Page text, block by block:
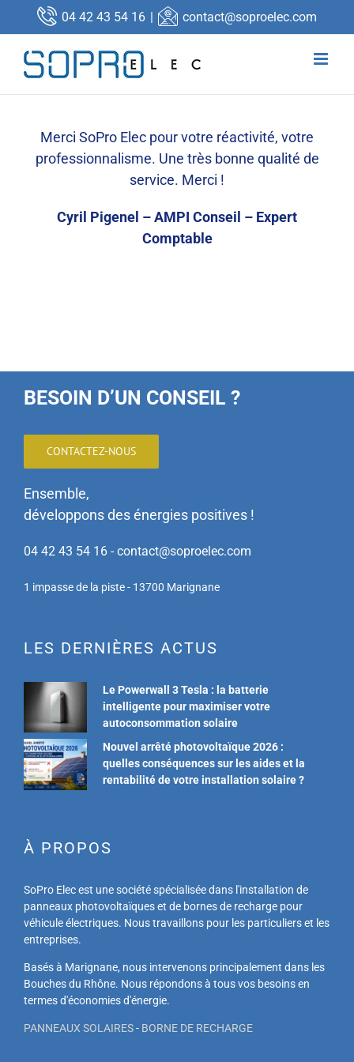
Passer
au
contenu
04 42 43 54 16 | contact@soproelec.com
Merci SoPro Elec pour votre réactivité, votre
professionnalisme. Une très bonne qualité de
service. Merci !
Cyril Pigenel – AMPI Conseil – Expert
Comptable
BESOIN D’UN CONSEIL ?
CONTACTEZ-NOUS
Ensemble,
développons des énergies positives !
04 42 43 54 16 - contact@soproelec.com
1 impasse de la piste - 13700 Marignane
LES DERNIÈRES ACTUS
Le Powerwall 3 Tesla : la batterie
intelligente pour maximiser votre
autoconsommation solaire
Nouvel arrêté photovoltaïque 2026 :
quelles conséquences sur les aides et la
rentabilité de votre installation solaire ?
À PROPOS
SoPro Elec est une société spécialisée dans l'installation de
panneaux photovoltaïques et de bornes de recharge pour
véhicule électriques. Nous travaillons pour les particuliers et les
entreprises.
Basés à Marignane, nous intervenons principalement dans les
Bouches du Rhône. Nous répondons à tous vos besoins en
termes d'économies d'énergie.
PANNEAUX SOLAIRES- BORNE DE RECHARGE